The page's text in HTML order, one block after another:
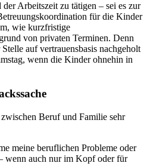
Arbeitszeit zu tätigen – sei es zur
für die Kinder
wie kurzfristige
von privaten Terminen. Denn
auf vertrauensbasis nachgeholt
wenn die Kinder ohnehin in
Beruf und Familie sehr
meine beruflichen Probleme oder
wenn auch nur im Kopf oder für